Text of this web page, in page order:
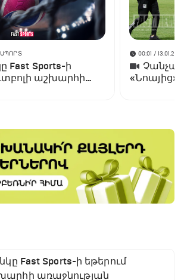
ՍՊՈՐՏ
Sports-ի
աշխարհի
00:01 /
«Նոայից»
Fast Sports-ի եթերում
առաջնության